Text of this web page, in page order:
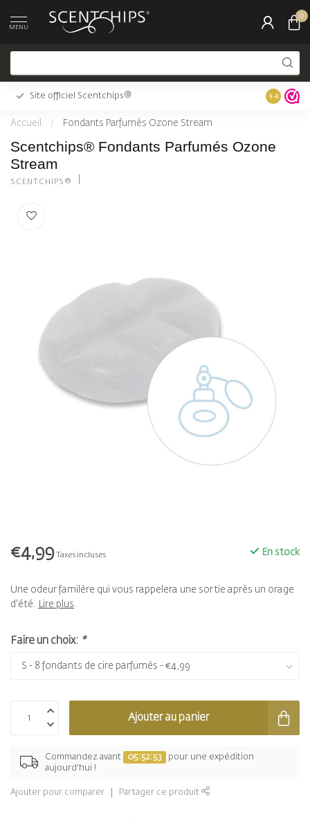
MENU
0
Site officiel Scentchips®
ven)
9.4
Accueil / Fondants Parfumés Ozone Stream
Scentchips® Fondants Parfumés Ozone
Stream
SCENTCHIPS®
€4,99 Taxes incluses En stock
Une odeur familère qui vous rappelera une sortie après un orage
d'été. Lire plus .
Faire un choix: *
Ajouter au panier
Commandez avant 05:52:53
pour une expédition
aujourd'hui !
Ajouter pour comparer Partager ce produit